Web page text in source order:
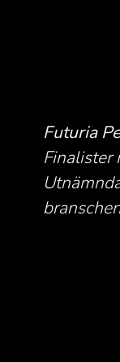
Futuria
Finalister